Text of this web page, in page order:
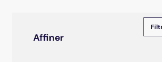
Affiner